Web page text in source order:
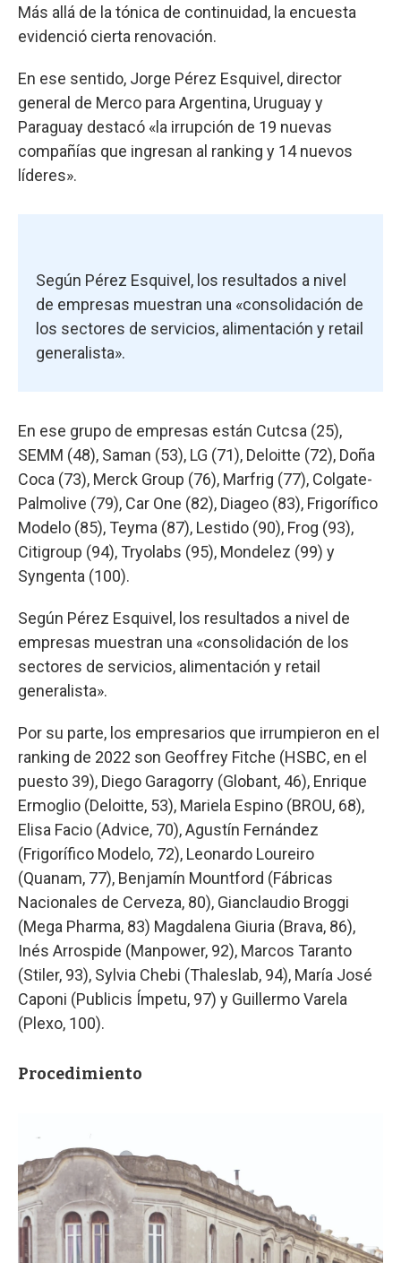
Más allá de la tónica de continuidad, la encuesta
evidenció cierta renovación.
En ese sentido, Jorge Pérez Esquivel, director
general de Merco para Argentina, Uruguay y
Paraguay destacó «la irrupción de 19 nuevas
compañías que ingresan al ranking y 14 nuevos
líderes».
Según Pérez Esquivel, los resultados a nivel
de empresas muestran una «consolidación de
los sectores de servicios, alimentación y retail
generalista».
En ese grupo de empresas están Cutcsa (25),
SEMM (48), Saman (53), LG (71), Deloitte (72), Doña
Coca (73), Merck Group (76), Marfrig (77), Colgate-
Palmolive (79), Car One (82), Diageo (83), Frigorífico
Modelo (85), Teyma (87), Lestido (90), Frog (93),
Citigroup (94), Tryolabs (95), Mondelez (99) y
Syngenta (100).
Según Pérez Esquivel, los resultados a nivel de
empresas muestran una «consolidación de los
sectores de servicios, alimentación y retail
generalista».
Por su parte, los empresarios que irrumpieron en el
ranking de 2022 son Geoffrey Fitche (HSBC, en el
puesto 39), Diego Garagorry (Globant, 46), Enrique
Ermoglio (Deloitte, 53), Mariela Espino (BROU, 68),
Elisa Facio (Advice, 70), Agustín Fernández
(Frigorífico Modelo, 72), Leonardo Loureiro
(Quanam, 77), Benjamín Mountford (Fábricas
Nacionales de Cerveza, 80), Gianclaudio Broggi
(Mega Pharma, 83) Magdalena Giuria (Brava, 86),
Inés Arrospide (Manpower, 92), Marcos Taranto
(Stiler, 93), Sylvia Chebi (Thaleslab, 94), María José
Caponi (Publicis Ímpetu, 97) y Guillermo Varela
(Plexo, 100).
Procedimiento